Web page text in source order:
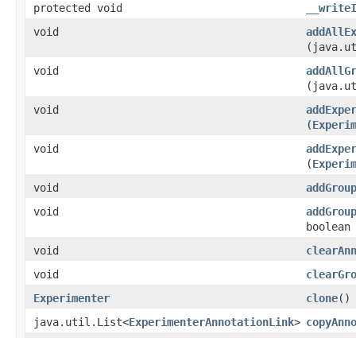
protected void
void
void
void
(
void
(
void
void
void
void
Experimenter
clone()
java.util.List<ExperimenterAnnotationLink>